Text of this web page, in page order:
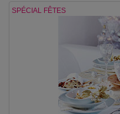
SPÉCIAL FÊTES